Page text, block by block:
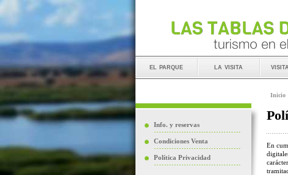
el parque la visita
Info. y reservas
Condiciones Venta
Política Privacidad
Inicio
En